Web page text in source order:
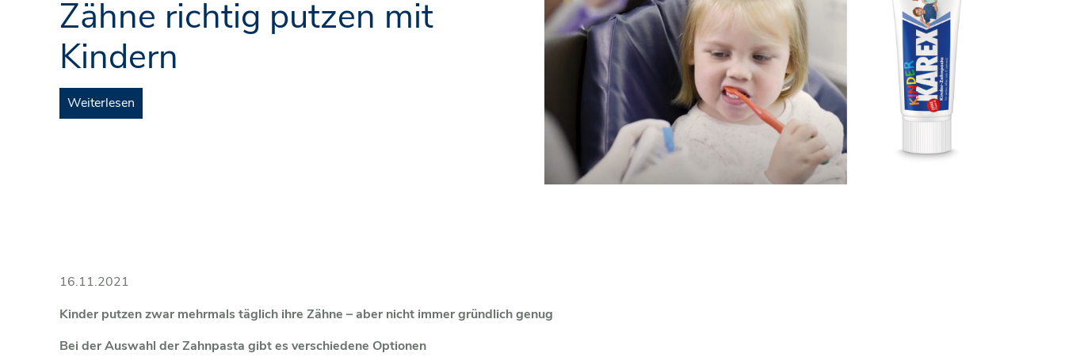
Zähne richtig putzen mit
Kindern
Weiterlesen
16.11.2021
Kinder putzen zwar mehrmals täglich ihre Zähne – aber nicht immer gründlich genug
Bei der Auswahl der Zahnpasta gibt es verschiedene Optionen